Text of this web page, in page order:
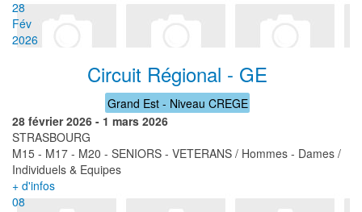
28
Fév
2026
Circuit Régional - GE
Grand Est - Niveau CREGE
28 février 2026 - 1 mars 2026
STRASBOURG
M15 - M17 - M20 - SENIORS - VETERANS / Hommes - Dames /
Individuels & Equipes
+ d'infos
08